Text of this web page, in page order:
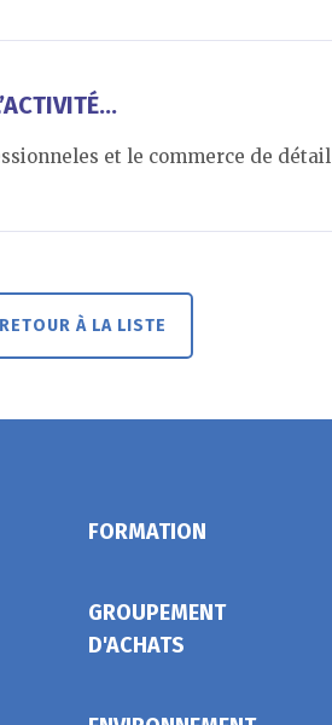
et le commerce de détail
RETOUR À LA LISTE
FORMATION
GROUPEMENT
D'ACHATS